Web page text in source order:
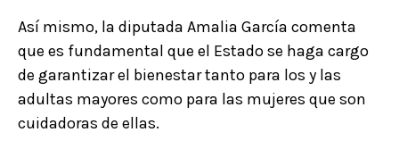
Así mismo, la diputada Amalia García comenta
que es fundamental que el Estado se haga cargo
de garantizar el bienestar tanto para los y las
adultas mayores como para las mujeres que son
cuidadoras de ellas.